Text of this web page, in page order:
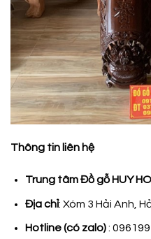
Thông tin liên hệ
Trung tâm Đồ gỗ HUY
Địa chỉ: Xóm 3 Hải Anh,
Hotline (có zalo):